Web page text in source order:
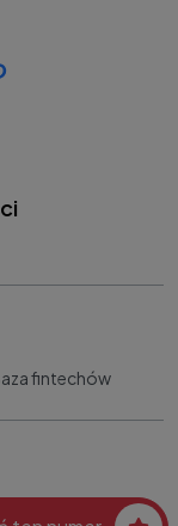
fintechów